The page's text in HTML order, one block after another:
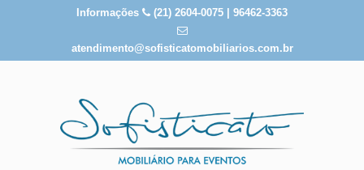
Informações (21) 2604-0075 | 96462-3363
atendimento@sofisticatomobiliarios.com.br